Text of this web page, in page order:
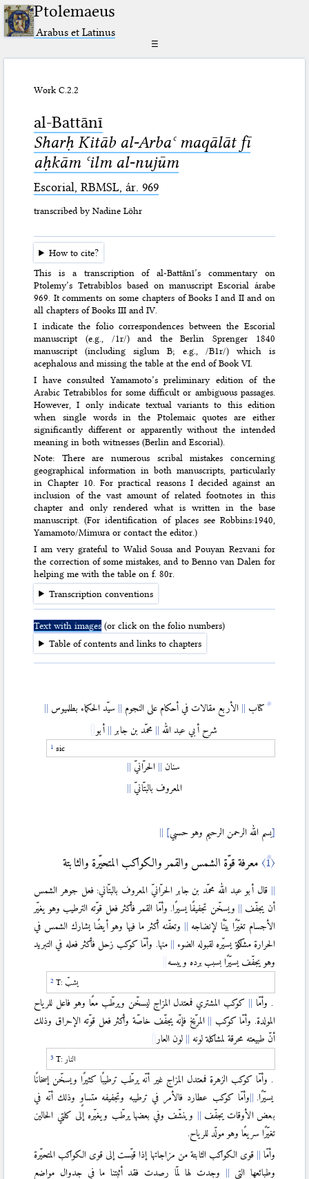
Ptolemaeus
Arabus et Latinus
☰
Work C.2.2
al-Battānī
Sharḥ Kitāb al-Arbaʿ maqālāt fī
aḥkām ʿilm al-nujūm
Escorial, RBMSL, ár. 969
transcribed by Nadine Löhr
How to cite?
This is a transcription of al-Battānī’s commentary on
Ptolemy’s Tetrabiblos based on manuscript Escorial árabe
969. It comments on some chapters of Books I and II and on
all chapters of Books III and IV.
I indicate the folio correspondences between the Escorial
manuscript (e.g., /1r/) and the Berlin Sprenger 1840
manuscript (including siglum B; e.g., /B1r/) which is
acephalous and missing the table at the end of Book VI.
I have consulted Yamamoto’s preliminary edition of the
Arabic Tetrabiblos for some difficult or ambiguous passages.
However, I only indicate textual variants to this edition
when single words in the Ptolemaic quotes are either
significantly different or apparently without the intended
meaning in both witnesses (Berlin and Escorial).
Note: There are numerous scribal mistakes concerning
geographical information in both manuscripts, particularly
in Chapter 10. For practical reasons I decided against an
inclusion of the vast amount of related footnotes in this
chapter and only rendered what is written in the base
manuscript. (For identification of places see Robbins:1940,
Yamamoto/Mimura or contact the editor.)
I am very grateful to Walid Sousa and Pouyan Rezvani for
the correction of some mistakes, and to Benno van Dalen for
helping me with the table on f. 80r.
Transcription conventions
Text with images (or click on the folio numbers)
Table of contents and links to chapters
كتاب الأربع مقالات في أحكام على النجوم
سیّد الحکماء بطلميوس
شرح أبي عبد الله
محمّد بن جابر أبو
sic
سنان
الحرّانيّ
المعروف بالبتّانيّ
[بسم الله الرحمن الرحيم وهو حسبي]
〈1〉 معرفة قوّة الشمس والقمر والكواكب المتحیّرة والثابتة
قال أبو عبد الله محمّد بن جابر الحرّانيّ المعروف بالبتّاني: فعل جوهر الشمس
أن يجفّف
ويسخّن تجفيفًا يسيرًا. وأمّا القمر فأكثر فعل قوّته الترطيب وهو يغيّر
الأجسام تغيّرًا بيّنًا لإنضاجه
وتعفّنه أكثر ما فيها وهو أيضًا يشارك الشمس في
الحرارة مشاركة يسيّره لقبوله الضوء
منها. وأمّا كوكب زحل فأكثر فعله في التبريد
وهو يجفّف يسيّرًا بسبب برده ويبسه
T: يشبّ
. وأمّا
كوكب المشتري فمعتدل المزاج ليسخّن ویرطّب معًا وهو فاعل للرياح
المولدة. وأمّا كوكب
المرّيخ فإنّه يجفّف خاصّة وأكثر فعل قوّته الإحراق وذلك
أنّ طبيعته محرقة لمشاكلة لونه
لون العار
T: النار
. وأمّا كوكب الزهرة فمعتدل المزاج غير أنّه يرطّب ترطيبًا كثيرًا ويسخّن إسخانًا
يسيّرًا.
وأمّا كوكب عطارد فالأمر في ترطيبه وتجفيفه متساوٍ وذلك أنّه في
بعض الأوقات يجفّف
وینشّف وفي بعضها یرطّب ويغيّره إلى کلتي الحالين
تغيّرًا سريعًا وهو مولّد للرياح.
وأمّا
قوى الكواكب الثابتة من مزاجاتها إذا قيّست إلى قوى الكواكب المتحیّرة
وطبائعها التي
وجدت لها لمّا رصدت فقد أثبتنا ما في جدوال مواضع